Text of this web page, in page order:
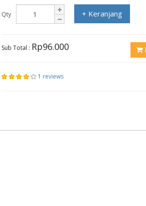
Qty + Keranjang
Sub Total : Rp96.000
1 reviews